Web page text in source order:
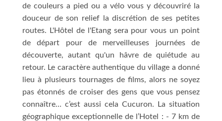
de couleurs a pied ou a vélo vous y découvriré la
douceur de son relief la discrétion de ses petites
routes. L'Hôtel de l'Etang sera pour vous un point
de départ pour de merveilleuses journées de
découverte, autant qu'un hâvre de quiétude au
retour. Le caractère authentique du village a donné
lieu à plusieurs tournages de films, alors ne soyez
pas étonnés de croiser des gens que vous pensez
connaître… c’est aussi cela Cucuron. La situation
géographique exceptionnelle de l’Hotel : - 7 km de